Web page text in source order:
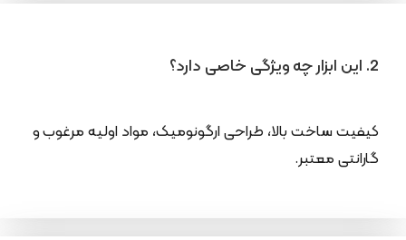
2. این ابزار چه ویژگی خاصی دارد؟
کیفیت ساخت بالا، طراحی ارگونومیک، مواد اولیه مرغوب و
گارانتی معتبر.